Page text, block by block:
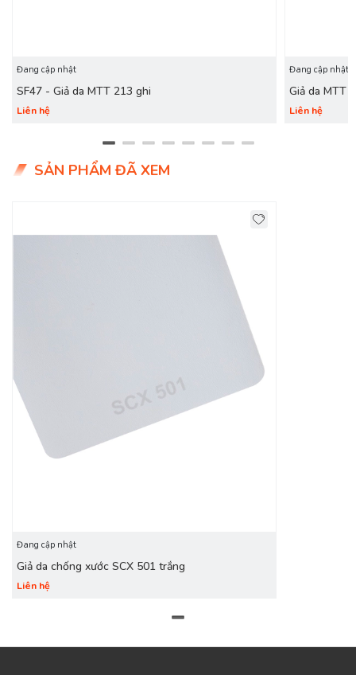
Đang cập nhật
SF47 - Giả da MTT 213 ghi
Liên hệ
Đang cập nhật
Giả da MTT
Liên hệ
SẢN PHẨM ĐÃ XEM
Đang cập nhật
Giả da chống xước SCX 501 trắng
Liên hệ